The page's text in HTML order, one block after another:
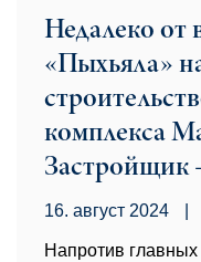
Недалеко от
«Пыхьяла»
комплекса
Застройщик
16. август 2024
Напротив